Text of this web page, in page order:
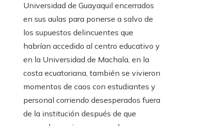
Universidad de Guayaquil encerrados
en sus aulas para ponerse a salvo de
los supuestos delincuentes que
habrían accedido al centro educativo y
en la Universidad de Machala, en la
costa ecuatoriana, también se vivieron
momentos de caos con estudiantes y
personal corriendo desesperados fuera
de la institución después de que